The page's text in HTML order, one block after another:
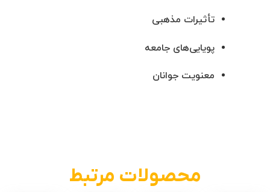
تأثیرات مذهبی
پویایی‌های جامعه
معنویت جوانان
محصولات مرتبط